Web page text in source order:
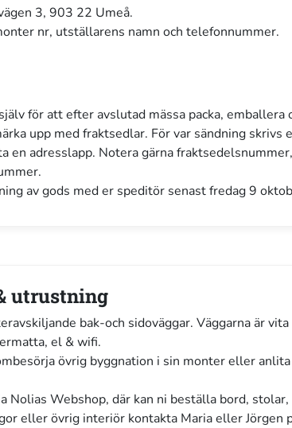
3, 903 22 Umeå.
nr, utställarens namn och telefonnummer.
för att efter avslutad mässa packa,
upp med fraktsedlar. För var sändning skrivs
en adresslapp. Notera gärna
av gods med er speditör senast fredag 9
utrustning
bak-och sidoväggar. Väggarna är
el & wifi.
övrig byggnation i sin monter eller
Nolias Webshop, där kan ni beställa bord,
eller övrig interiör kontakta Maria eller Jörgen